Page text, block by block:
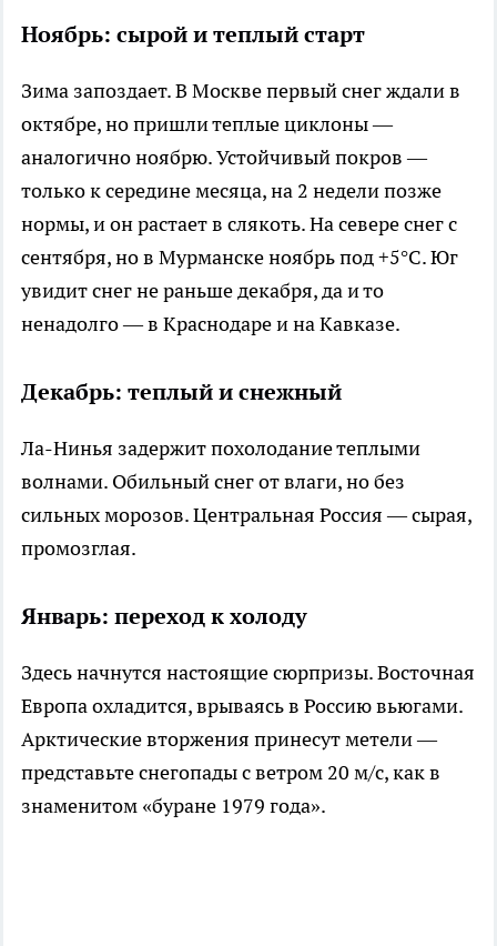
Ноябрь: сырой и теплый старт
Зима запоздает. В Москве первый снег ждали в
октябре, но пришли теплые циклоны —
аналогично ноябрю. Устойчивый покров —
только к середине месяца, на 2 недели позже
нормы, и он растает в слякоть. На севере снег с
сентября, но в Мурманске ноябрь под +5°C. Юг
увидит снег не раньше декабря, да и то
ненадолго — в Краснодаре и на Кавказе.
Декабрь: теплый и снежный
Ла-Нинья задержит похолодание теплыми
волнами. Обильный снег от влаги, но без
сильных морозов. Центральная Россия — сырая,
промозглая.
Январь: переход к холоду
Здесь начнутся настоящие сюрпризы. Восточная
Европа охладится, врываясь в Россию вьюгами.
Арктические вторжения принесут метели —
представьте снегопады с ветром 20 м/с, как в
знаменитом «буране 1979 года».